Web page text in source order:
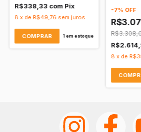
R$338,33 com Pix
8 x de R$49,76 sem juros
1 em estoque
-7% OFF
8 x de